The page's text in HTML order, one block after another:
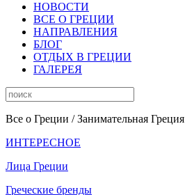
НОВОСТИ
ВСЕ О ГРЕЦИИ
НАПРАВЛЕНИЯ
БЛОГ
ОТДЫХ В ГРЕЦИИ
ГАЛЕРЕЯ
Все о Греции / Занимательная Греция
ИНТЕРЕСНОЕ
Лица Греции
Греческие бренды